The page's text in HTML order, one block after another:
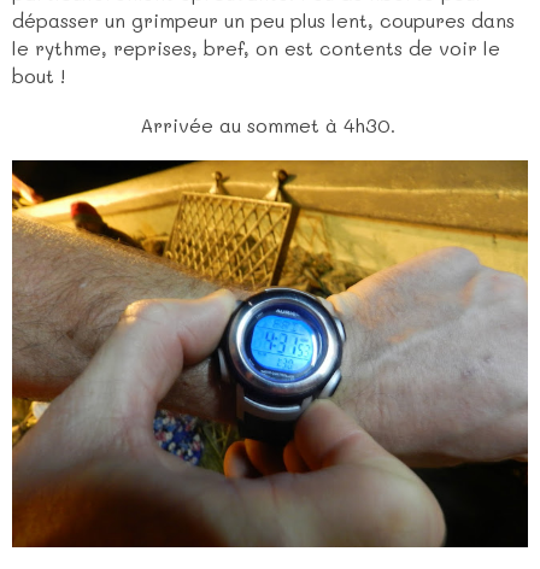
dépasser un grimpeur un peu plus lent, coupures dans
le rythme, reprises, bref, on est contents de voir le
bout !
Arrivée au sommet à 4h30.